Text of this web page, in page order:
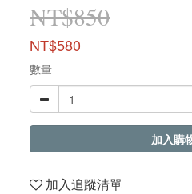
NT$850
NT$580
數量
加入購
加入追蹤清單